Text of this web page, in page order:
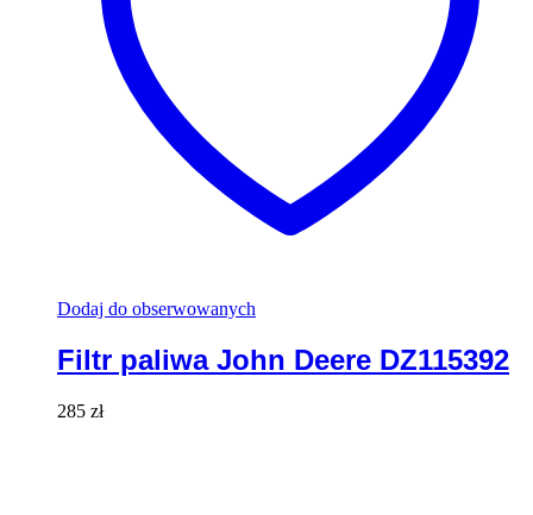
Dodaj do obserwowanych
Filtr paliwa John Deere DZ115392
285 zł